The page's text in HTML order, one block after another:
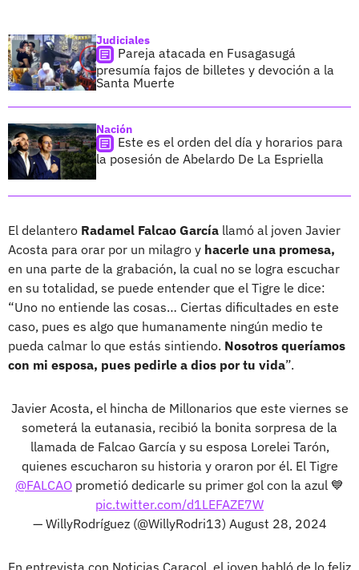
Judiciales
Pareja atacada en Fusagasugá
presumía fajos de billetes y devoción a la
Santa Muerte
Nación
Este es el orden del día y horarios para
la posesión de Abelardo De La Espriella
El delantero Radamel Falcao García llamó al joven Javier
Acosta para orar por un milagro y hacerle una promesa,
en una parte de la grabación, la cual no se logra escuchar
en su totalidad, se puede entender que el Tigre le dice:
“Uno no entiende las cosas… Ciertas dificultades en este
caso, pues es algo que humanamente ningún medio te
pueda calmar lo que estás sintiendo. Nosotros queríamos
con mi esposa, pues pedirle a dios por tu vida”.
Javier Acosta, el hincha de Millonarios que este viernes se
someterá la eutanasia, recibió la bonita sorpresa de la
llamada de Falcao García y su esposa Lorelei Tarón,
quienes escucharon su historia y oraron por él. El Tigre
@FALCAO prometió dedicarle su primer gol con la azul 💙
pic.twitter.com/d1LEFAZE7W
— WillyRodríguez (@WillyRodri13) August 28, 2024
En entrevista con Noticias Caracol, el joven habló de lo feliz